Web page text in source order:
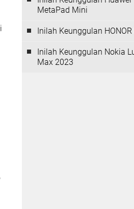
MetaPad Mini
Inilah Keunggulan
Inilah Keunggulan Nokia
Max 2023